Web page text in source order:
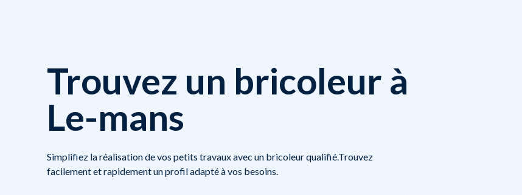
Trouvez un bricoleur à
Le-mans
Simplifiez la réalisation de vos petits travaux avec un bricoleur qualifié.Trouvez
facilement et rapidement un profil adapté à vos besoins.